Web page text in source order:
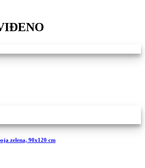
zelena, 90x120 cm